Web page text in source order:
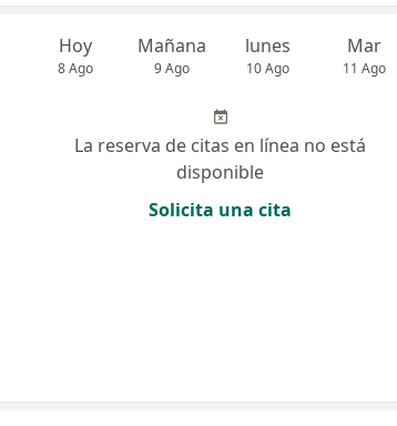
Hoy
8 Ago
Mañana
9 Ago
lunes
10 Ago
Mar
11 Ago
La reserva de citas en línea no está
disponible
Solicita una cita